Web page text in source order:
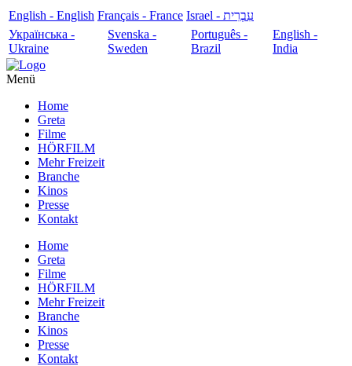
English - English Français - France
עִבְרִית - Israel
Українська -
Ukraine
Svenska -
Sweden
Português -
Brazil
English -
India
Menü
Home
Greta
Filme
HÖRFILM
Mehr Freizeit
Branche
Kinos
Presse
Kontakt
Home
Greta
Filme
HÖRFILM
Mehr Freizeit
Branche
Kinos
Presse
Kontakt